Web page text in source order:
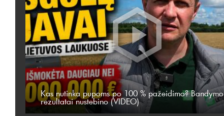
Kas nutinka pupoms po 100 % pažeidimo? Bandymo
rezultatai nustebino (VIDEO)